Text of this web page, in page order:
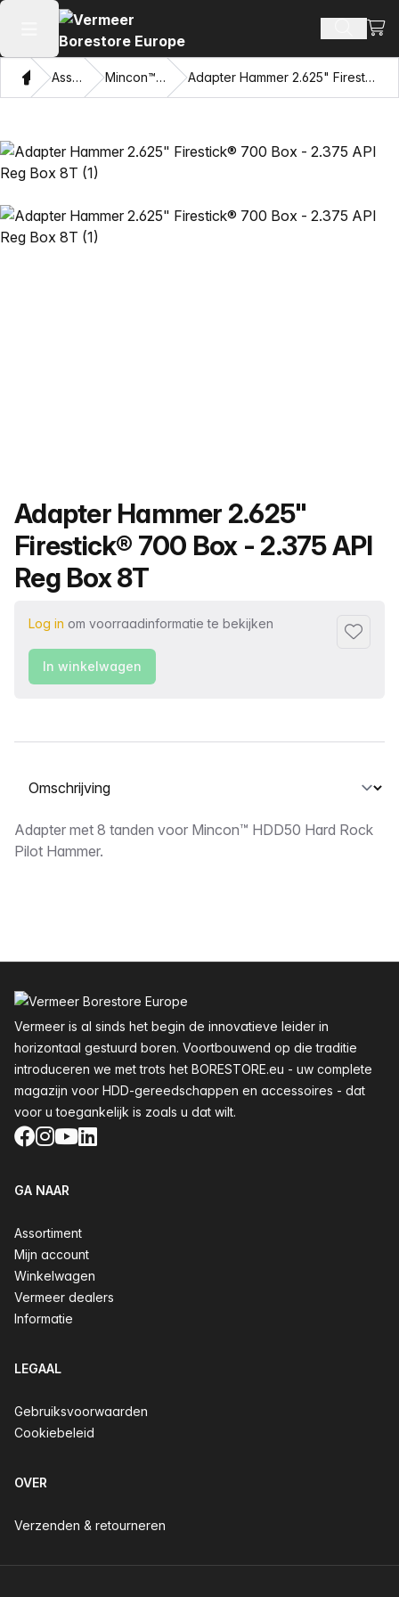
Hoofdmenu openen Zoek
ThuisAssortiment Mincon™ HDD Hamers Adapter Hammer 2.625" Firestick® 700 Box - 2.375 API Reg Box 8T
Productnaam
Adapter Hammer 2.625"
Firestick® 700 Box - 2.375 API
Reg Box 8T
Log in om voorraadinformatie te bekijken
In winkelwagen
Selecteer een tabblad
Omschrijving
Adapter met 8 tanden voor Mincon™ HDD50 Hard Rock
Pilot Hammer.
Vermeer is al sinds het begin de innovatieve leider in
horizontaal gestuurd boren. Voortbouwend op die traditie
introduceren we met trots het BORESTORE.eu - uw complete
magazijn voor HDD-gereedschappen en accessoires - dat
voor u toegankelijk is zoals u dat wilt.
Facebook
Instagram
YouTube
LinkedIn
GA NAAR
Assortiment
Mijn account
Winkelwagen
Vermeer dealers
Informatie
LEGAAL
Gebruiksvoorwaarden
Cookiebeleid
OVER
Verzenden & retourneren